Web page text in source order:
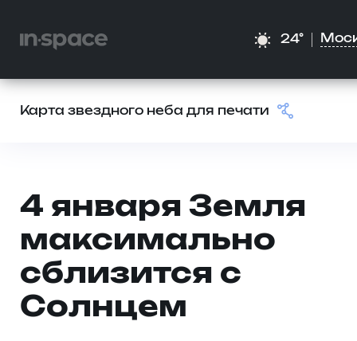
24°
Карта звездного неба для печати
4 января Земля
максимально
сблизится с
Солнцем